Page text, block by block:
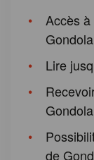
Accès à
Gondola
Lire
Gondola
de